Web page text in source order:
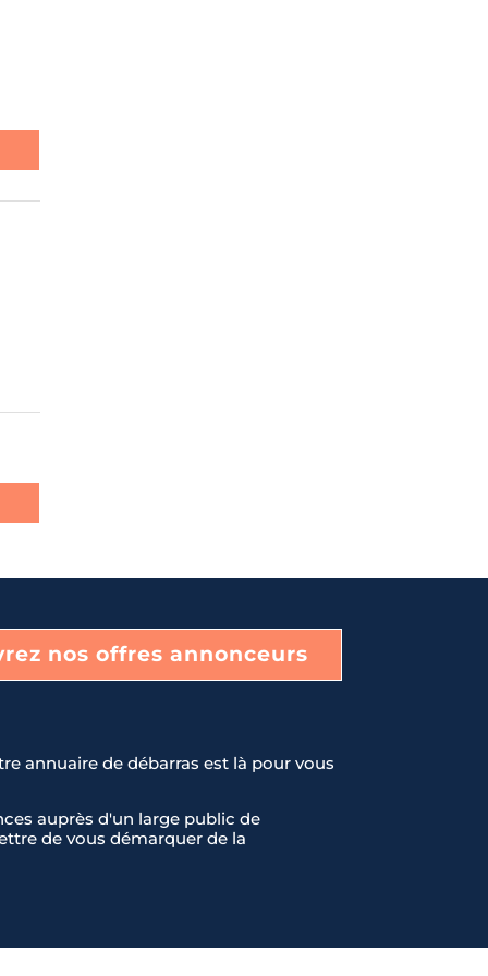
nos offres annonceurs
annuaire de débarras est là pour vous
auprès d'un large public de
de vous démarquer de la